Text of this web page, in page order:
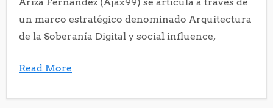
un marco estratégico denominado Arquitectura
de la Soberanía Digital y social influence,
Read More